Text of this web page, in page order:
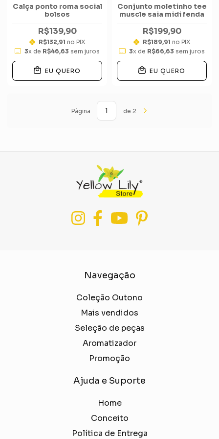
Calça ponto roma social
bolsos
R$139,90
R$132,91 no PIX
3x de R$46,63 sem juros
EU QUERO
Conjunto moletinho tee
muscle saia midi fenda
R$199,90
R$189,91 no PIX
3x de R$66,63 sem juros
EU QUERO
Página de 2
Navegação
Coleção Outono
Mais vendidos
Seleção de peças
Aromatizador
Promoção
Ajuda e Suporte
Home
Conceito
Política de Entrega